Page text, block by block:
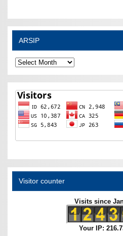
ARSIP
ARSIP
Visitor counter
Visits since
Your IP: